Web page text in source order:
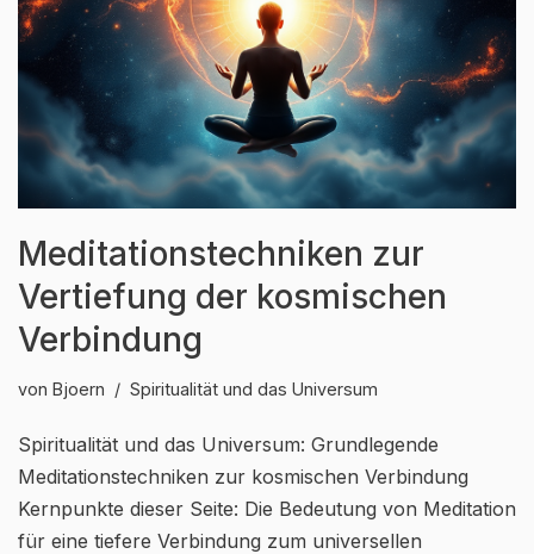
Meditationstechniken zur
Vertiefung der kosmischen
Verbindung
von Bjoern Spiritualität und das Universum
Spiritualität und das Universum: Grundlegende
Meditationstechniken zur kosmischen Verbindung
Kernpunkte dieser Seite: Die Bedeutung von Meditation
für eine tiefere Verbindung zum universellen